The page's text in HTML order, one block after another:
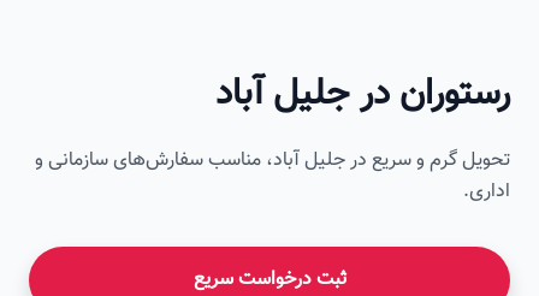
در جلیل آباد
گرم و سریع در جلیل آباد، مناسب سفارش‌های سازمانی و
ثبت درخواست سریع
تصویر این صفحه به زودی اضافه می‌شود